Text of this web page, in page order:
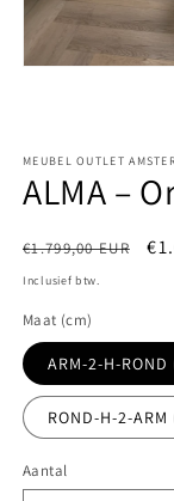
MEUBEL OUTLET
ALMA –
Normale
prijs
€1.799,00 EUR
Inclusief btw.
Maat (cm)
ARM-2-H-
ROND-H-2-
Aantal